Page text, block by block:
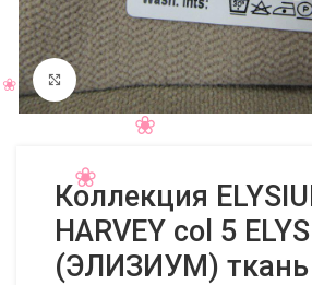
Нажмите, чтобы увеличить
Коллекция
HARVEY col 5
(ЭЛИЗИУМ) ткань